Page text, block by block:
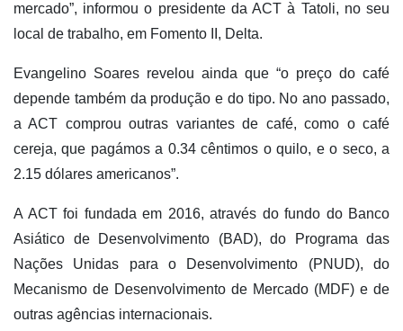
mercado”, informou o presidente da ACT à Tatoli, no seu
local de trabalho, em Fomento II, Delta.
Evangelino Soares revelou ainda que “o preço do café
depende também da produção e do tipo. No ano passado,
a ACT comprou outras variantes de café, como o café
cereja, que pagámos a 0.34 cêntimos o quilo, e o seco, a
2.15 dólares americanos”.
A ACT foi fundada em 2016, através do fundo do Banco
Asiático de Desenvolvimento (BAD), do Programa das
Nações Unidas para o Desenvolvimento (PNUD), do
Mecanismo de Desenvolvimento de Mercado (MDF) e de
outras agências internacionais.